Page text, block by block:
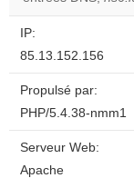
IP:
85.13.152.156
Propulsé par:
PHP/5.4.38-nmm1
Serveur Web:
Apache